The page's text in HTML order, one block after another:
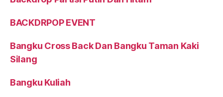
BACKDRPOP EVENT
Bangku Cross Back Dan Bangku Taman Kaki
Silang
Bangku Kuliah